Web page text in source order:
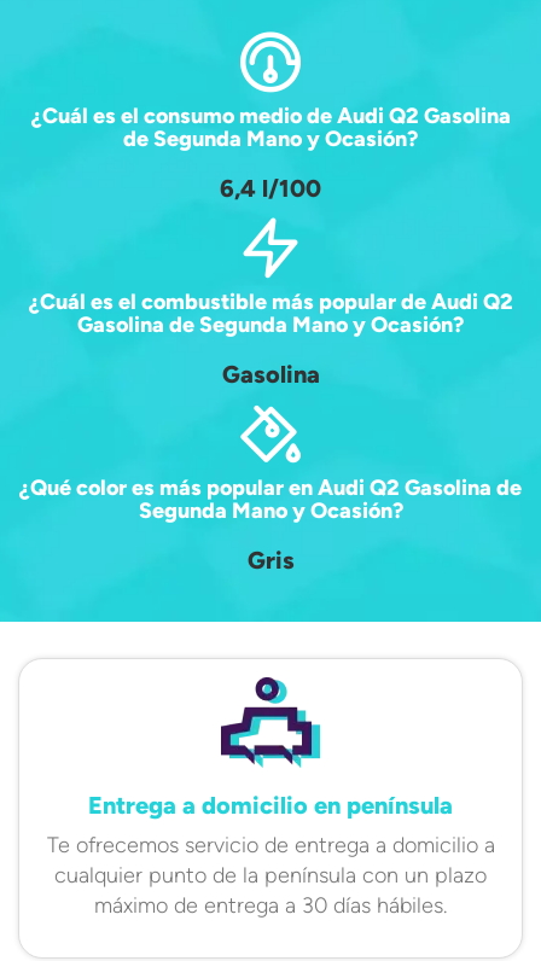
¿Cuál es el consumo medio de Audi Q2 Gasolina
de Segunda Mano y Ocasión?
6,4 l/100
¿Cuál es el combustible más popular de Audi Q2
Gasolina de Segunda Mano y Ocasión?
Gasolina
¿Qué color es más popular en Audi Q2 Gasolina de
Segunda Mano y Ocasión?
Gris
Entrega a domicilio en península
Te ofrecemos servicio de entrega a domicilio a
cualquier punto de la península con un plazo
máximo de entrega a 30 días hábiles.